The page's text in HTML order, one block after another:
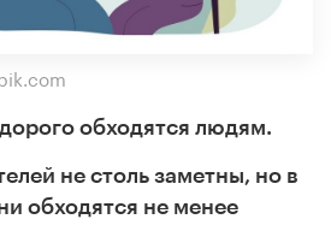
обходятся людям.
не столь заметны, но в
обходятся не менее